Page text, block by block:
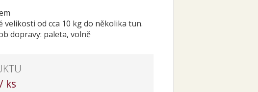
velikosti od cca 10 kg do několika tun.
dopravy: paleta, volně
ks